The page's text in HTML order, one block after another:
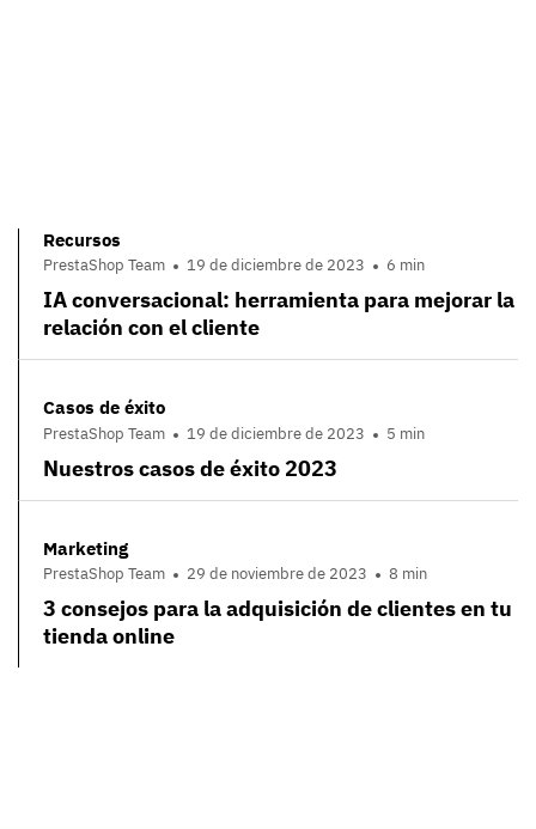
Recursos
PrestaShop Team 19 de diciembre de 2023 6 min
IA conversacional: herramienta para mejorar la
relación con el cliente
Casos de éxito
PrestaShop Team 19 de diciembre de 2023 5 min
Nuestros casos de éxito 2023
Marketing
PrestaShop Team 29 de noviembre de 2023 8 min
3 consejos para la adquisición de clientes en tu
tienda online